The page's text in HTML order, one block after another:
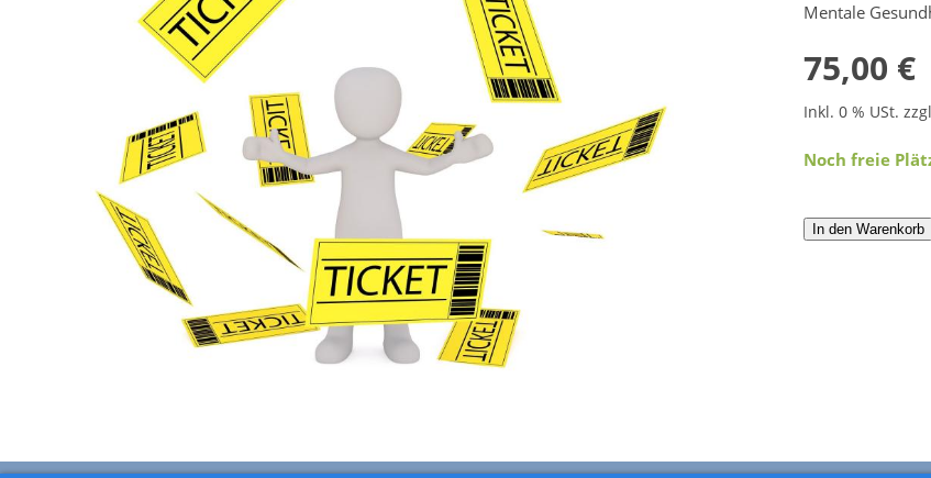
Mentale
75,00 €
Inkl. 0 % USt.
Noch freie
In den Warenkorb